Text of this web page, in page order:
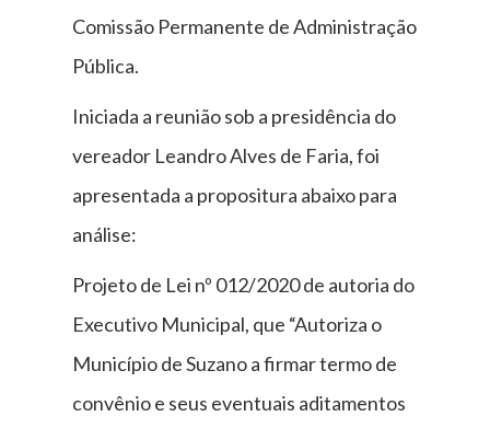
Comissão Permanente de Administração
Pública.
Iniciada a reunião sob a presidência do
vereador Leandro Alves de Faria, foi
apresentada a propositura abaixo para
análise:
Projeto de Lei nº 012/2020 de autoria do
Executivo Municipal, que “Autoriza o
Município de Suzano a firmar termo de
convênio e seus eventuais aditamentos